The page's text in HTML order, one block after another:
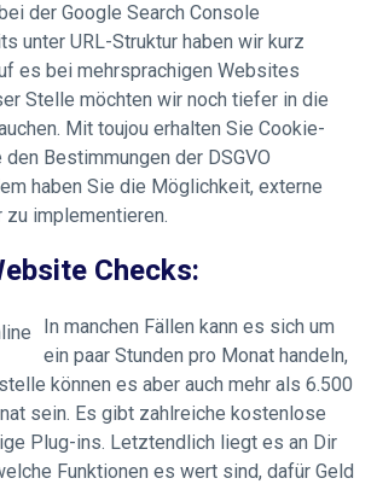
der Google Search Console
unter URL-Struktur haben wir kurz
es bei mehrsprachigen Websites
Stelle möchten wir noch tiefer in die
Mit toujou erhalten Sie Cookie-
Bestimmungen der DSGVO
haben Sie die Möglichkeit, externe
implementieren.
Checks:
In manchen Fällen kann es sich um
ein paar Stunden pro Monat handeln,
können es aber auch mehr als 6.500
sein. Es gibt zahlreiche kostenlose
Plug-ins. Letztendlich liegt es an Dir
Funktionen es wert sind, dafür Geld